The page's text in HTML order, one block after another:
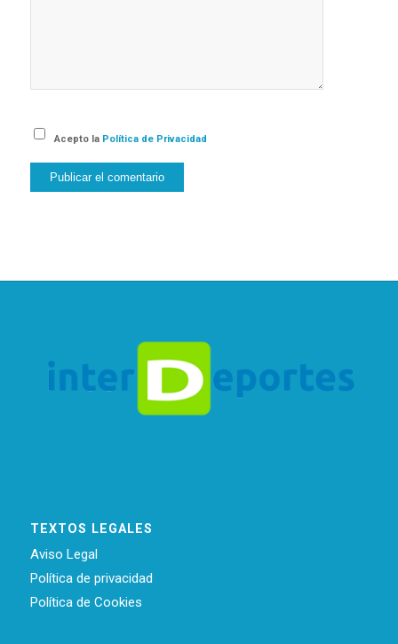
Acepto la Política de Privacidad
TEXTOS LEGALES
Aviso Legal
Política de privacidad
Política de Cookies